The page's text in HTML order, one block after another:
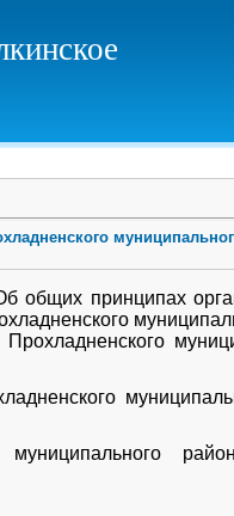
общих принципах
муниципального